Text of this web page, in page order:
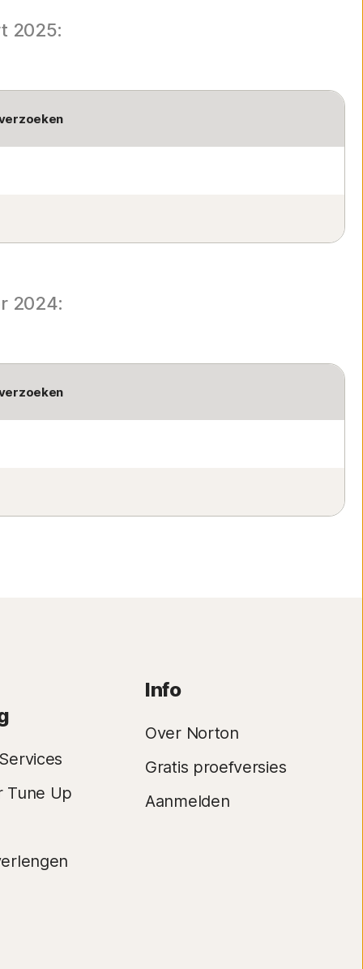
2025:
2024:
Tune Up
Info
Over Norton
Gratis proefversies
Aanmelden